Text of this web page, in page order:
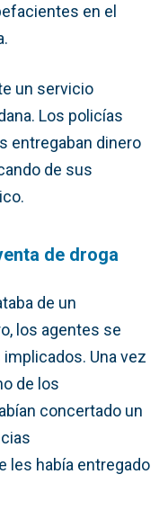
en el
un servicio
Los policías
entregaban dinero
de sus
de droga
de un
los agentes se
Una vez
de los
concertado un
les había entregado